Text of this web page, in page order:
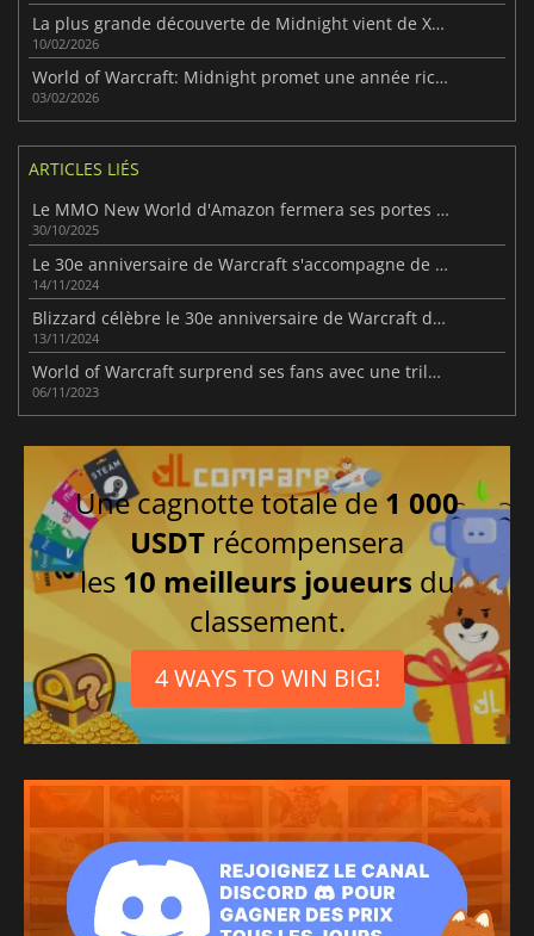
La plus grande découverte de Midnight vient de Xal'atath
10/02/2026
World of Warcraft: Midnight promet une année riche en contenu
03/02/2026
ARTICLES LIÉS
Le MMO New World d'Amazon fermera ses portes l'année prochaine
30/10/2025
Le 30e anniversaire de Warcraft s'accompagne de nouveaux jeux et d'une pléthore d'annonces
14/11/2024
Blizzard célèbre le 30e anniversaire de Warcraft dans toute la franchise
13/11/2024
World of Warcraft surprend ses fans avec une trilogie d'extensions
06/11/2023
Une cagnotte totale de 1 000
USDT récompensera
les 10 meilleurs joueurs du
classement.
4 WAYS TO WIN BIG!